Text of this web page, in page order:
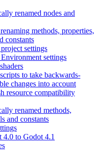
renamed nodes and
methods, properties,
constants
settings
settings
to take backwards-
changes into account
resource compatibility
renamed methods,
and constants
to Godot 4.1